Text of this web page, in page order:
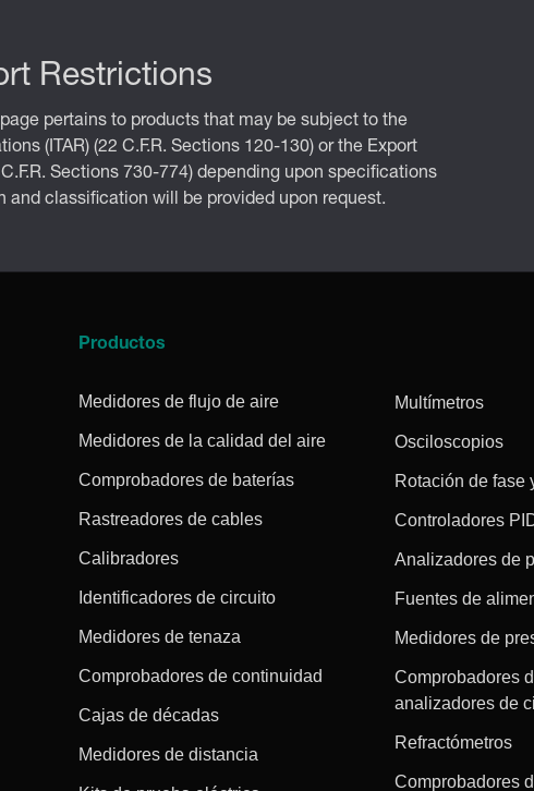
Restrictions
pertains to products that may be subject to the
(ITAR) (22 C.F.R. Sections 120-130) or the Export
Sections 730-774) depending upon specifications
and classification will be provided upon request.
Productos
Medidores de flujo de aire
Medidores de la calidad del aire
Comprobadores de baterías
Rastreadores de cables
Calibradores
Identificadores de circuito
Medidores de tenaza
Comprobadores de continuidad
Cajas de décadas
Medidores de distancia
Multímetros
Osciloscopios
Rotación de fase
Controladores
Analizadores de
Fuentes de
Medidores de
Comprobadores
analizadores de
Refractómetros
Comprobadores